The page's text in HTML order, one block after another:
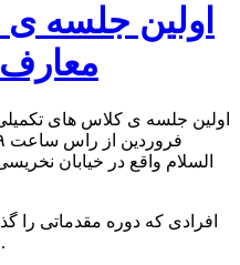
اولین جلسه
معارف
افرادی که دوره مقدماتی را
ثبت نام در دوره های تکمیلی نمایند .